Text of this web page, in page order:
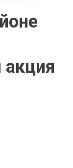
акция